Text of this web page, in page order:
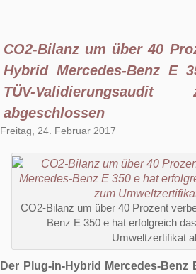
CO2-Bilanz um über 40
Hybrid Mercedes-Benz E
TÜV-
abgeschlossen
Freitag, 24. Februar 2017
CO2-Bilanz um über 40 Prozent
Benz E 350 e hat erfolgreich
Umweltzertifikat
Der Plug-in-Hybrid Mercedes-